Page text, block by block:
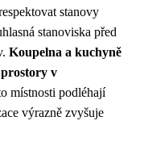
stanovy
stanoviska před
Koupelna a kuchyně
v
místnosti podléhají
výrazně zvyšuje